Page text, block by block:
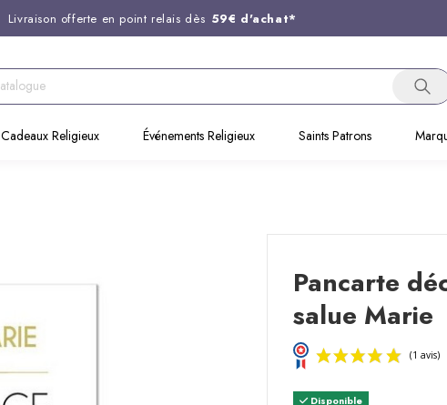
Livraison offerte en point relais dès 59€ d'achat*
Support client disponible au
Commandez avant 14H, expédition le jour même !
Cadeaux Religieux Événements Religieux Saints Patrons
Pancarte
salue Marie
Disponible